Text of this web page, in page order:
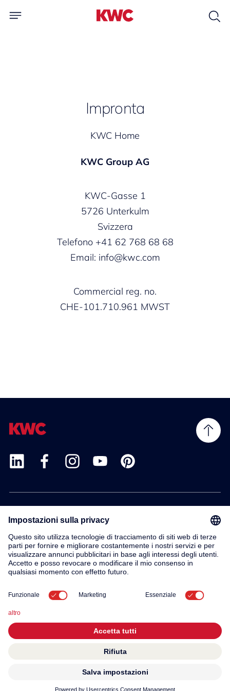
Impronta
KWC Home
KWC Group AG
KWC-Gasse 1
5726 Unterkulm
Svizzera
Telefono +41 62 768 68 68
Email: info@kwc.com
Commercial reg. no.
CHE-101.710.961 MWST
Prodotti
Servizio
Contatto
© 2026 KWC Group AG
Termini e condizioni generali